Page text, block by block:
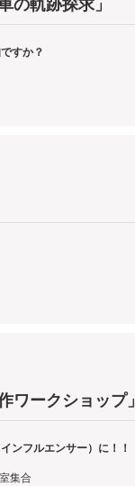
の軌跡探求」
すか？
ワークショップ」
ンフルエンサー）に！！
集合